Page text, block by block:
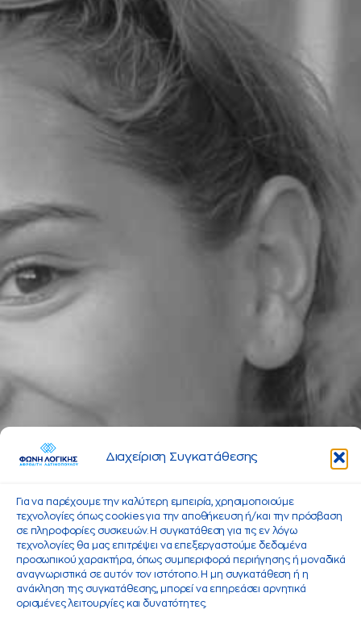
Διαχείριση Συγκατάθεσης
Για να παρέχουμε την καλύτερη εμπειρία, χρησιμοποιούμε
τεχνολογίες όπως cookies για την αποθήκευση ή/και την πρόσβαση
σε πληροφορίες συσκευών. Η συγκατάθεση για τις εν λόγω
τεχνολογίες θα μας επιτρέψει να επεξεργαστούμε δεδομένα
προσωπικού χαρακτήρα, όπως συμπεριφορά περιήγησης ή μοναδικά
αναγνωριστικά σε αυτόν τον ιστότοπο. Η μη συγκατάθεση ή η
ανάκληση της συγκατάθεσης, μπορεί να επηρεάσει αρνητικά
ορισμένες λειτουργίες και δυνατότητες.